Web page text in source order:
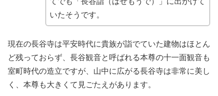
いたそうです。
現在の長谷寺は平安時代に貴族が詣でていた建物はほとん
ど残っておらず、長谷観音と呼ばれる本尊の十一面観音も
室町時代の造立ですが、山中に広がる長谷寺は非常に美し
く、本尊も大きくて見ごたえがあります。